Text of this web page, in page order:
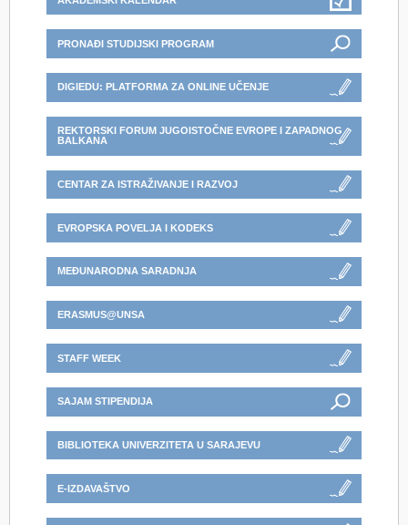
PRONAĐI STUDIJSKI PROGRAM
DIGIEDU: PLATFORMA ZA ONLINE UČENJE
REKTORSKI FORUM JUGOISTOČNE EVROPE I ZAPADNOG
BALKANA
CENTAR ZA ISTRAŽIVANJE I RAZVOJ
EVROPSKA POVELJA I KODEKS
MEĐUNARODNA SARADNJA
ERASMUS@UNSA
STAFF WEEK
SAJAM STIPENDIJA
BIBLIOTEKA UNIVERZITETA U SARAJEVU
E-IZDAVAŠTVO